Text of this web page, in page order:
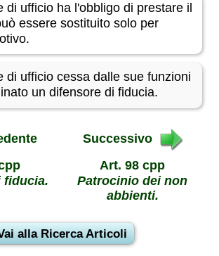
di ufficio ha l'obbligo di prestare il
essere sostituito solo per
di ufficio cessa dalle sue funzioni
un difensore di fiducia.
fiducia.
Successivo
Art. 98 cpp
Patrocinio dei non
abbienti.
alla Ricerca Articoli